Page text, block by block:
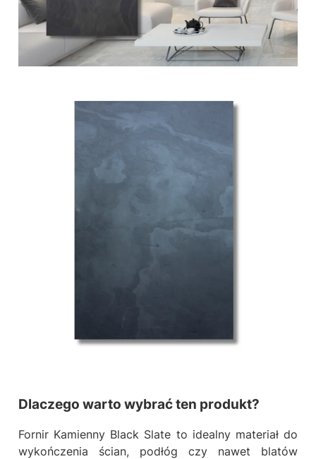
Dlaczego warto wybrać ten produkt?
Fornir Kamienny Black Slate to idealny materiał do
wykończenia ścian, podłóg czy nawet blatów